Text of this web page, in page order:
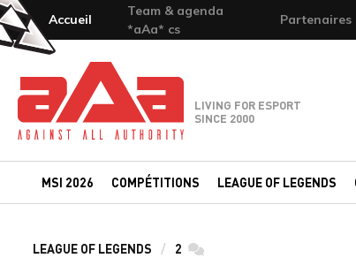
Accueil
Team & agenda
*aAa* cs
Partenaires
Team-aAa - against All authority
LIVING FOR ESPORT
SINCE 2000
MSI 2026 COMPÉTITIONS LEAGUE OF LEGENDS
LEAGUE OF LEGENDS 2 commentaires